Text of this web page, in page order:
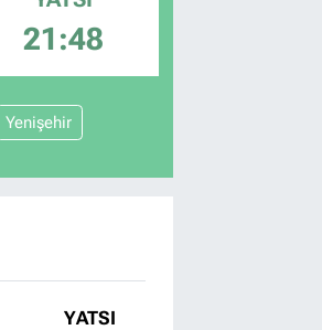
21:48
Yenişehir
YATSI